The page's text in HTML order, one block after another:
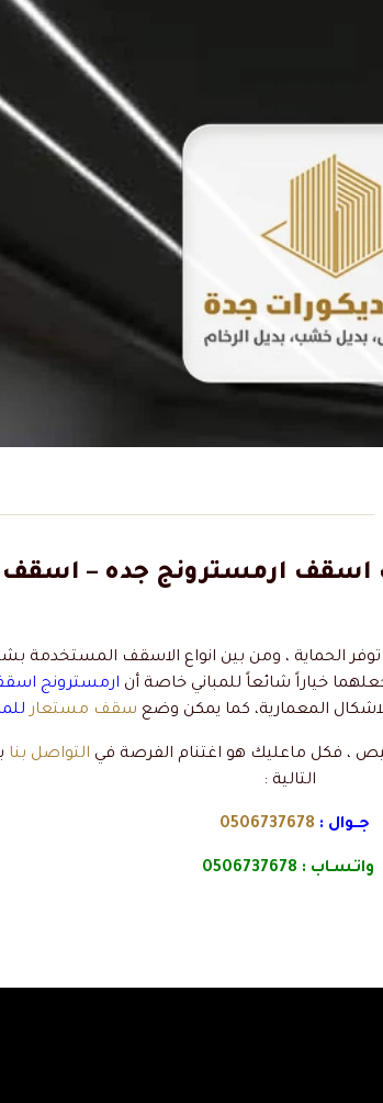
بجدة ت: 0506737678 تركيب اسقف
توفر الحماية ، ومن بين انواع الاسقف المستخدمة
خياراً شائعاً للمباني خاصة أن ارمسترونج
المعمارية، كما يمكن وضع سقف مستعار
، فكل ماعليك هو اغتنام الفرصة في التواصل بنا
التالية :
جــوال : 0506737678
واتـسـاب : 0506737678